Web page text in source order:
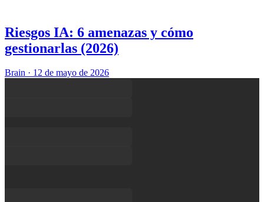
Riesgos IA: 6 amenazas y cómo
gestionarlas (2026)
Brain · 12 de mayo de 2026